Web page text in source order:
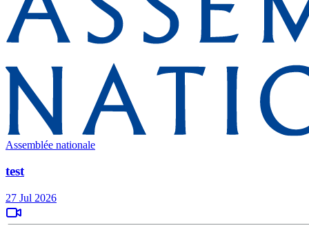
Assemblée nationale
test
27 Jul 2026